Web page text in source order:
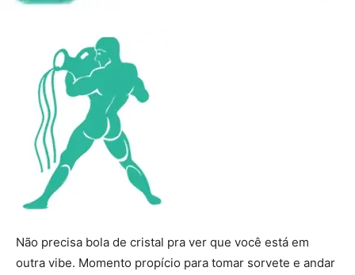
Não precisa bola de cristal pra ver que você está em
outra vibe. Momento propício para tomar sorvete e andar